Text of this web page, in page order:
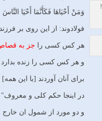
وَمَنْ أَحْيَاهَا فَكَأَنَّمَا أَحْيَا
فولادوند: از اين روى بر
هر كس كسى را جز به
و هر كس كسى را زنده بدارد
براى آنان آوردند [با اين
در اینجا حکم کلی و معروف"
و دو مورد از شمول ان خارج